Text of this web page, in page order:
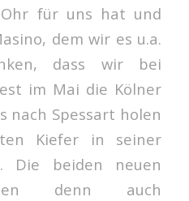
für uns hat und
dem wir es u.a.
dass wir bei
im Mai die Kölner
nach Spessart holen
Kiefer in seiner
Die beiden neuen
denn auch